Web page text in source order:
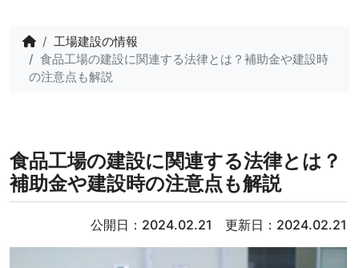
工場建設の情報
食品工場の建設に関連する法律とは？補助金や建設時
の注意点も解説
食品工場の建設に関連する法律とは？
補助金や建設時の注意点も解説
公開日：2024.02.21 更新日：2024.02.21